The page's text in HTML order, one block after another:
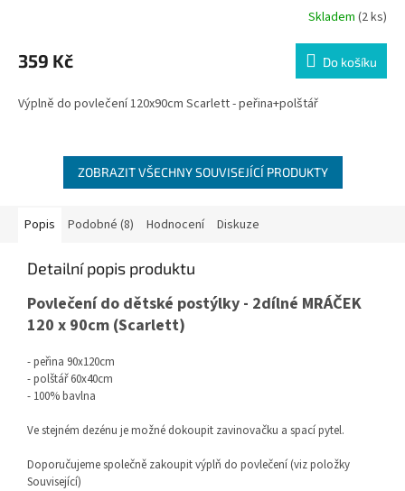
Skladem (2 ks)
359 Kč Do košíku
Výplně do povlečení 120x90cm Scarlett - peřina+polštář
ZOBRAZIT VŠECHNY SOUVISEJÍCÍ PRODUKTY
Popis Podobné (8) Hodnocení Diskuze
Detailní popis produktu
Povlečení do dětské postýlky - 2dílné MRÁČEK
120 x 90cm (Scarlett)
- peřina 90x120cm
- polštář 60x40cm
- 100% bavlna
Ve stejném dezénu je možné dokoupit zavinovačku a spací pytel.
Doporučujeme společně zakoupit výplň do povlečení (viz položky
Související)